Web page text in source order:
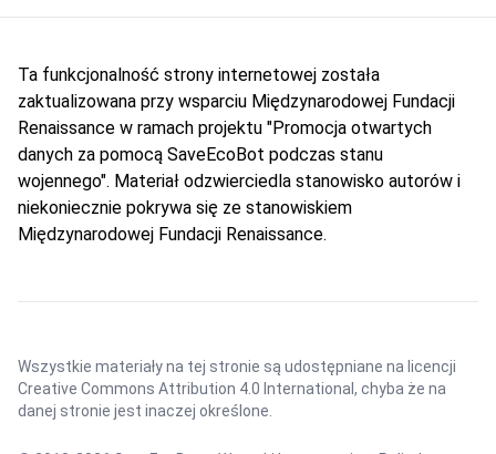
Ta funkcjonalność strony internetowej została
zaktualizowana przy wsparciu Międzynarodowej Fundacji
Renaissance w ramach projektu "Promocja otwartych
danych za pomocą SaveEcoBot podczas stanu
wojennego". Materiał odzwierciedla stanowisko autorów i
niekoniecznie pokrywa się ze stanowiskiem
Międzynarodowej Fundacji Renaissance.
Wszystkie materiały na tej stronie są udostępniane na licencji
Creative Commons Attribution 4.0 International , chyba że na
danej stronie jest inaczej określone.